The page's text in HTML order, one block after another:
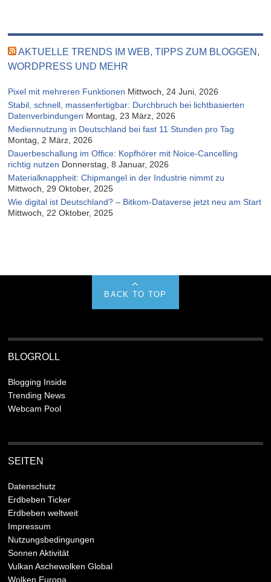
AKTUELLE TRENDS IM WEB, TIPPS ZUM BLOGGEN,
WORDPRESS UND MEHR
Pixel mit mehreren Funktionen Mittwoch, 24 Juni, 2026
Stabil, schnell, massenfertigbar: Durchbruch bei lichtbasierten
Datenverbindungen Montag, 23 März, 2026
Mediennutzung in Deutschland bei fast 11 Stunden pro Tag
Montag, 2 März, 2026
Dauerbeschallung im Office: Kopfhörer mit Noice-Cancelling
richtig nutzen Donnerstag, 8 Januar, 2026
Materialknappheit: Chipmangel in der Industrie nimmt zu
Mittwoch, 29 Oktober, 2025
Wie digital ist Deutschland? – Bitkom-Dataverse jetzt neu am Start
Mittwoch, 22 Oktober, 2025
BACK TO TOP
BLOGROLL
Blogging Inside
Trending News
Webcam Pool
SEITEN
Datenschutz
Erdbeben Ticker
Erdbeben weltweit
Impressum
Nutzungsbedingungen
Sonnen Aktivität
Vulkan Aschewolken Global
Wolken Europa